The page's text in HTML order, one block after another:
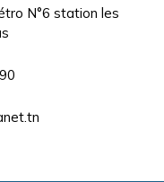
N°6 station les